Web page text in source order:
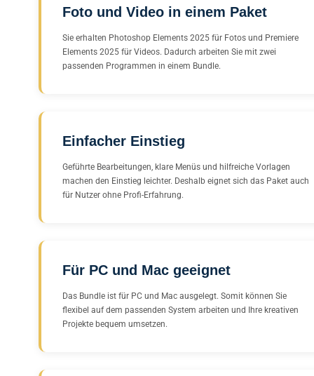
Foto und Video in einem Paket
Sie erhalten Photoshop Elements 2025 für Fotos und Premiere
Elements 2025 für Videos. Dadurch arbeiten Sie mit zwei
passenden Programmen in einem Bundle.
Einfacher Einstieg
Geführte Bearbeitungen, klare Menüs und hilfreiche Vorlagen
machen den Einstieg leichter. Deshalb eignet sich das Paket auch
für Nutzer ohne Profi-Erfahrung.
Für PC und Mac geeignet
Das Bundle ist für PC und Mac ausgelegt. Somit können Sie
flexibel auf dem passenden System arbeiten und Ihre kreativen
Projekte bequem umsetzen.